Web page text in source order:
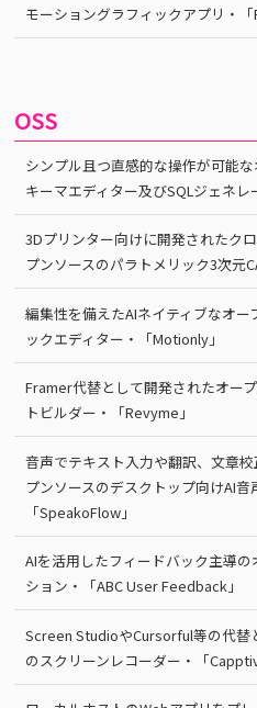
モーショングラフィックアプリ・「
OSS
シンプル且つ直感的な操作が可能
キーマエディター及びSQLジェネレ
3Dプリンター向けに開発されたク
プンソースのパラトメリック3次元
編集性を備えたAIネイティブなオ
ックエディター・「Motionly」
Framer代替として開発されたオー
トビルダー・「Revyme」
音声でテキスト入力や翻訳、文章
プンソースのデスクトップ向けAI音
「SpeakoFlow」
AIを活用したフィードバック主導
ション・「ABC User Feedback」
Screen StudioやCursorful等の代替
のスクリーンレコーダー・「